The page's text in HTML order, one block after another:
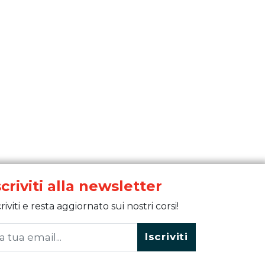
alla newsletter
e resta aggiornato sui nostri corsi!
Iscriviti